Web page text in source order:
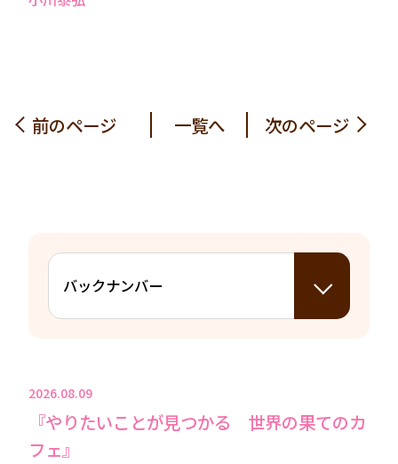
前のページ 一覧へ 次のページ
2026.08.09
『やりたいことが見つかる 世界の果てのカ
フェ』